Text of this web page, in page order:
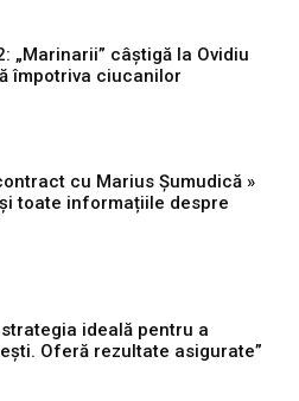
„Marinarii” câștigă la Ovidiu
împotriva ciucanilor
cu Marius Șumudică »
toate informațiile despre
ideală pentru a
Oferă rezultate asigurate”